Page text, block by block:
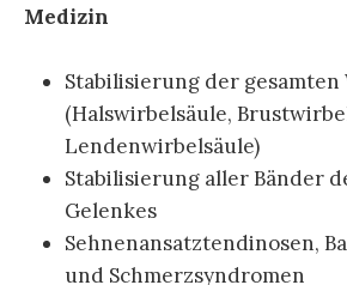
Medizin
Stabilisierung der gesamten
(Halswirbelsäule,
Lendenwirbelsäule)
Stabilisierung aller Bänder
Gelenkes
Sehnenansatztendinosen,
und Schmerzsyndromen